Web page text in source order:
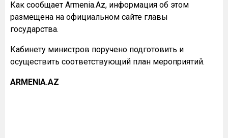
Как сообщает Armenia.Az, информация об этом
размещена на официальном сайте главы
государства.
Кабинету министров поручено подготовить и
осуществить соответствующий план мероприятий.
ARMENIA.AZ